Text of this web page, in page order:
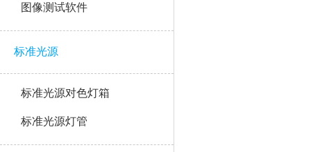
图像测试软件
标准光源
标准光源对色灯箱
标准光源灯管